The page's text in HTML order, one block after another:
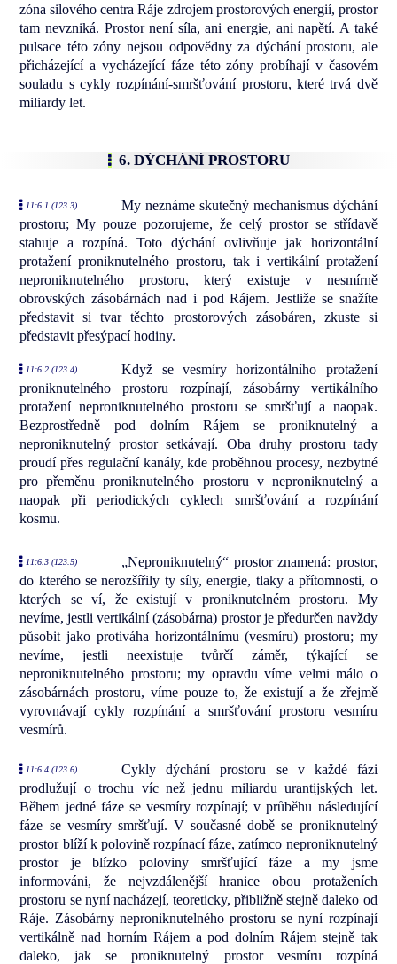
zóna silového centra Ráje zdrojem prostorových energií, prostor
tam nevzniká. Prostor není síla, ani energie, ani napětí. A také
pulsace této zóny nejsou odpovědny za dýchání prostoru, ale
přicházející a vycházející fáze této zóny probíhají v časovém
souladu s cykly rozpínání-smršťování prostoru, které trvá dvě
miliardy let.
6. DÝCHÁNÍ PROSTORU
11:6.1 (123.3)
My neznáme skutečný mechanismus dýchání
prostoru; My pouze pozorujeme, že celý prostor se střídavě
stahuje a rozpíná. Toto dýchání ovlivňuje jak horizontální
protažení proniknutelného prostoru, tak i vertikální protažení
neproniknutelného prostoru, který existuje v nesmírně
obrovských zásobárnách nad i pod Rájem. Jestliže se snažíte
představit si tvar těchto prostorových zásobáren, zkuste si
představit přesýpací hodiny.
11:6.2 (123.4)
Když se vesmíry horizontálního protažení
proniknutelného prostoru rozpínají, zásobárny vertikálního
protažení neproniknutelného prostoru se smršťují a naopak.
Bezprostředně pod dolním Rájem se proniknutelný a
neproniknutelný prostor setkávají. Oba druhy prostoru tady
proudí přes regulační kanály, kde proběhnou procesy, nezbytné
pro přeměnu proniknutelného prostoru v neproniknutelný a
naopak při periodických cyklech smršťování a rozpínání
kosmu.
11:6.3 (123.5)
„Neproniknutelný“ prostor znamená: prostor,
do kterého se nerozšířily ty síly, energie, tlaky a přítomnosti, o
kterých se ví, že existují v proniknutelném prostoru. My
nevíme, jestli vertikální (zásobárna) prostor je předurčen navždy
působit jako protiváha horizontálnímu (vesmíru) prostoru; my
nevíme, jestli neexistuje tvůrčí záměr, týkající se
neproniknutelného prostoru; my opravdu víme velmi málo o
zásobárnách prostoru, víme pouze to, že existují a že zřejmě
vyrovnávají cykly rozpínání a smršťování prostoru vesmíru
vesmírů.
11:6.4 (123.6)
Cykly dýchání prostoru se v každé fázi
prodlužují o trochu víc než jednu miliardu urantijských let.
Během jedné fáze se vesmíry rozpínají; v průběhu následující
fáze se vesmíry smršťují. V současné době se proniknutelný
prostor blíží k polovině rozpínací fáze, zatímco neproniknutelný
prostor je blízko poloviny smršťující fáze a my jsme
informováni, že nejvzdálenější hranice obou protaženích
prostoru se nyní nacházejí, teoreticky, přibližně stejně daleko od
Ráje. Zásobárny neproniknutelného prostoru se nyní rozpínají
vertikálně nad horním Rájem a pod dolním Rájem stejně tak
daleko, jak se proniknutelný prostor vesmíru rozpíná